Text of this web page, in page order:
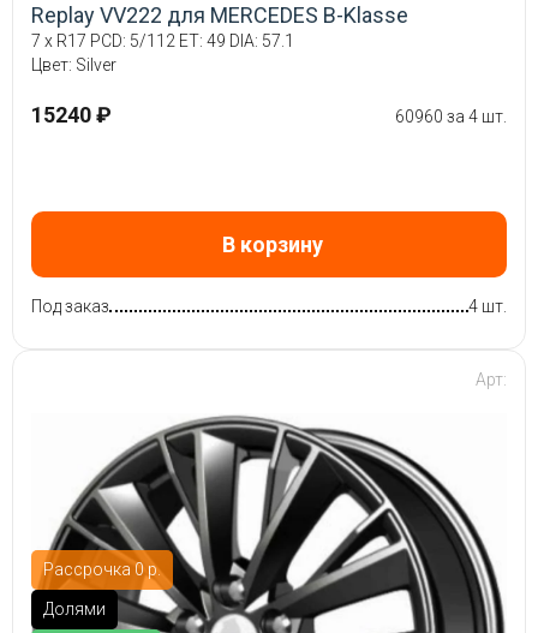
Replay VV222 для MERCEDES B-Klasse
7 x R17 PCD: 5/112 ET: 49 DIA: 57.1
Цвет: Silver
15240 ₽ 60960 за 4 шт.
В корзину
Под заказ 4 шт.
Рассрочка 0 р.
Долями
Арт: